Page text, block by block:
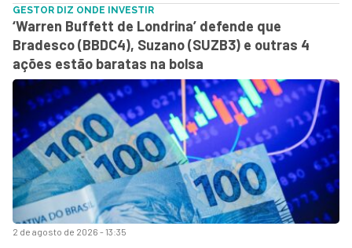
2 de agosto de 2026 - 13:35
GESTOR DIZ ONDE INVESTIR
‘Warren Buffett de Londrina’ defende que
Bradesco (BBDC4), Suzano (SUZB3) e outras 4
ações estão baratas na bolsa